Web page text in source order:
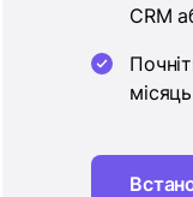
CRM
місяць